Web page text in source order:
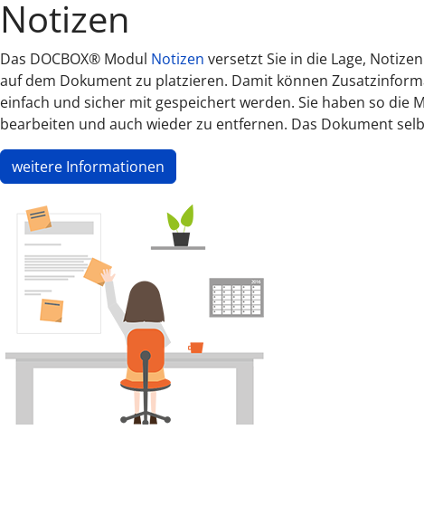
Notizen
Das DOCBOX® Modul Notizen versetzt Sie in die Lage,
auf dem Dokument zu platzieren. Damit können
einfach und sicher mit gespeichert werden. Sie haben so die
bearbeiten und auch wieder zu entfernen. Das Dokument
weitere Informationen